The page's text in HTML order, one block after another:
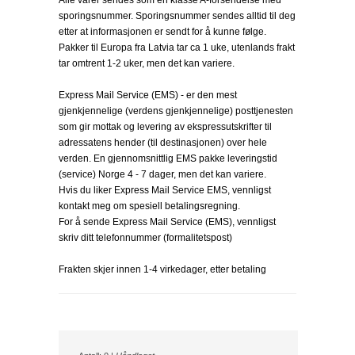
sporingsnummer. Sporingsnummer sendes alltid til deg
etter at informasjonen er sendt for å kunne følge.
Pakker til Europa fra Latvia tar ca 1 uke, utenlands frakt
tar omtrent 1-2 uker, men det kan variere.
Express Mail Service (EMS) - er den mest
gjenkjennelige (verdens gjenkjennelige) posttjenesten
som gir mottak og levering av ekspressutskrifter til
adressatens hender (til destinasjonen) over hele
verden. En gjennomsnittlig EMS pakke leveringstid
(service) Norge 4 - 7 dager, men det kan variere.
Hvis du liker Express Mail Service EMS, vennligst
kontakt meg om spesiell betalingsregning.
For å sende Express Mail Service (EMS), vennligst
skriv ditt telefonnummer (formalitetspost)
Frakten skjer innen 1-4 virkedager, etter betaling